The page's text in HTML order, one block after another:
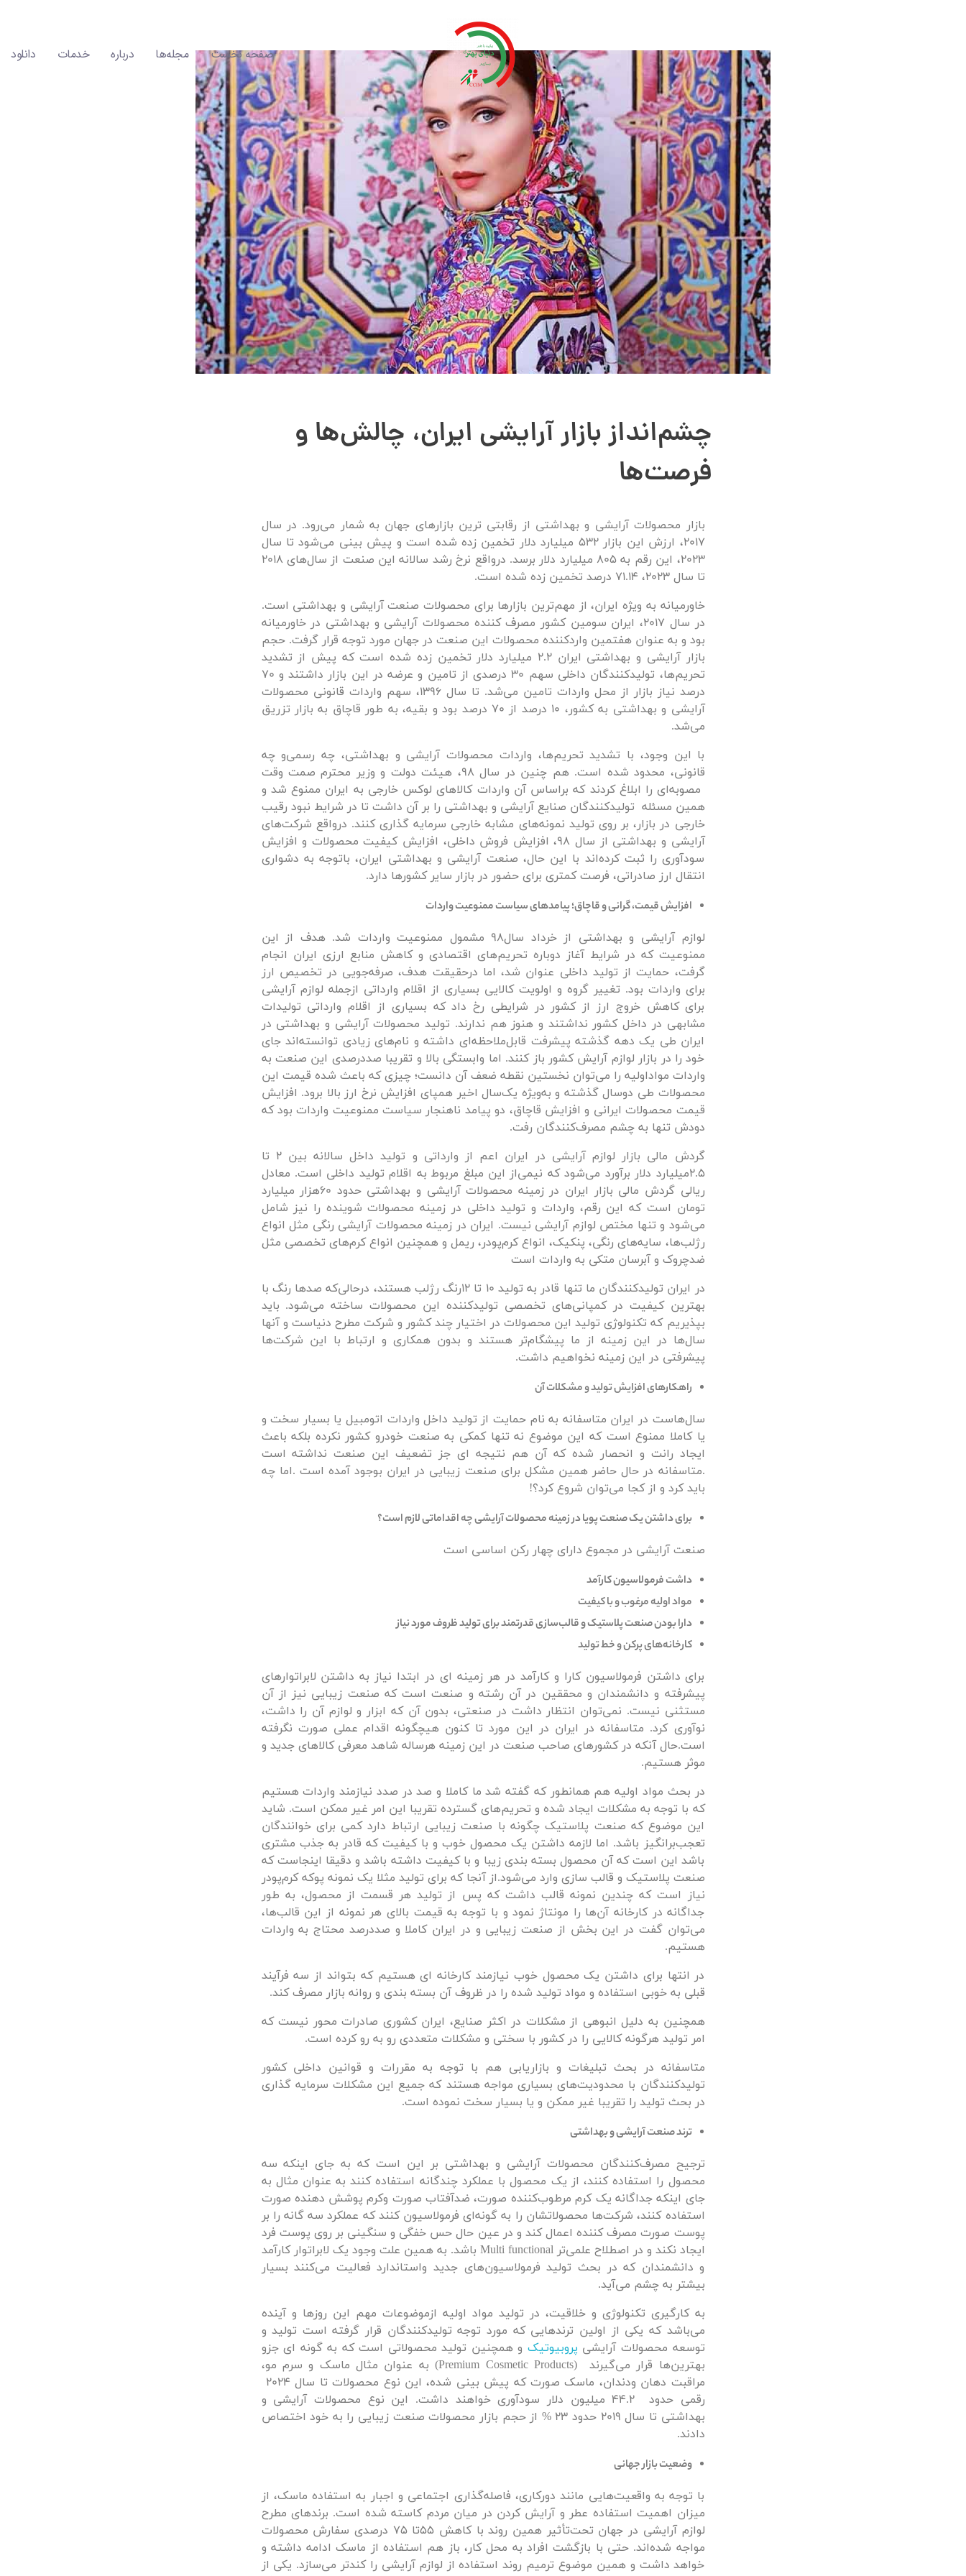
صفحه نخست مجله‌ها درباره خدمات دانلود
چشم‌انداز بازار آرایشی ایران، چالش‌ها و
فرصت‌ها
بازار محصولات آرایشی و بهداشتی از رقابتی ترین بازارهای جهان به شمار می‌رود. در سال
2017، ارزش این بازار 532 میلیارد دلار تخمین زده شده است و پیش بینی می‌شود تا سال
2023، این رقم به 805 میلیارد دلار برسد. درواقع نرخ رشد سالانه این صنعت از سال‌‌های 2018
تا سال 2023، 71.14 درصد تخمین زده شده است.
خاورمیانه به ویژه ایران، از مهم‌ترین‌ بازارها برای محصولات صنعت آرایشی و بهداشتی است.
در سال 2017، ایران سومین کشور مصرف کننده محصولات آرایشی و بهداشتی در خاورمیانه
بود و به عنوان هفتمین واردکننده محصولات این صنعت در جهان مورد توجه قرار گرفت. حجم
بازار آرایشی و بهداشتی ایران 2.2 میلیارد دلار تخمین زده شده است که پیش از تشدید
تحریم‌ها، تولیدکنندگان داخلی سهم 30 درصدی از تامین و عرضه در این بازار داشتند و 70
درصد نیاز بازار از محل واردات تامین می‌شد. تا سال 1396، سهم واردات قانونی محصولات
آرایشی و بهداشتی به کشور، 10 درصد از 70 درصد بود و بقیه، به طور قاچاق به بازار تزریق
می‌شد.
با این وجود، با تشدید تحریم‌ها، واردات محصولات آرایشی و بهداشتی، چه رسمی‌و چه
قانونی، محدود شده است. هم چنین در سال 98، هیئت دولت و وزیر محترم صمت وقت
مصوبه‌ای را ابلاغ کردند که براساس آن واردات کالاهای لوکس خارجی به ایران ممنوع شد و
همین مسئله تولیدکنندگان صنایع آرایشی و بهداشتی را بر آن داشت تا در شرایط نبود رقیب
خارجی در بازار، بر روی تولید نمونه‌های مشابه خارجی سرمایه گذاری کنند. درواقع شرکت‌‌های
آرایشی و بهداشتی از سال 98، افزایش فروش داخلی، افزایش کیفیت محصولات و افزایش
سودآوری را ثبت کرده‌اند با این حال، صنعت آرایشی و بهداشتی ایران، باتوجه به دشواری
انتقال ارز صادراتی، فرصت کمتری برای حضور در بازار سایر کشورها دارد.
افزایش قیمت، گرانی و قاچاق؛ پیامدهای سیاست ممنوعیت واردات
لوازم آرایشی و بهداشتی از خرداد سال98 مشمول ممنوعیت واردات شد. هدف از این
ممنوعیت که در شرایط آغاز دوباره تحریم‌های اقتصادی و کاهش منابع ارزی ایران انجام
گرفت، حمایت از تولید داخلی عنوان شد، اما درحقیقت هدف، صرفه‌جویی در تخصیص ارز
برای واردات بود. تغییر گروه و اولویت‌ کالایی بسیاری از اقلام وارداتی ازجمله لوازم آرایشی
برای کاهش خروج ارز از کشور در شرایطی رخ داد که بسیاری از اقلام وارداتی تولیدات
مشابهی در داخل کشور نداشتند و هنوز هم ندارند. تولید محصولات آرایشی و بهداشتی در
ایران طی یک دهه گذشته پیشرفت قابل‌ملاحظه‌ای داشته و نام‌های زیادی توانسته‌‌اند جای
خود را در بازار لوازم آرایش کشور باز‌ کنند. اما وابستگی بالا و تقریبا صددرصدی این صنعت به
واردات مواداولیه را می‌توان نخستین نقطه ضعف آن دانست؛ چیزی که باعث شده قیمت این
محصولات طی دوسال گذشته و به‌ویژه یک‌سال اخیر همپای افزایش نرخ ارز بالا برود. افزایش
قیمت محصولات ایرانی و افزایش قاچاق، دو پیامد ناهنجار سیاست ممنوعیت واردات بود که
دودش تنها به چشم مصرف‌کنندگان رفت.
گردش مالی بازار لوازم آرایشی در ایران اعم از وارداتی و تولید داخل سالانه بین 2 تا
2.5میلیارد دلار برآورد می‌شود که نیمی‌از این مبلغ مربوط به اقلام تولید داخلی است. معادل
ریالی گردش مالی بازار ایران در زمینه محصولات آرایشی و بهداشتی حدود 60هزار میلیارد
تومان است که این رقم، واردات و تولید داخلی در زمینه محصولات شوینده را نیز شامل
می‌شود و تنها مختص لوازم آرایشی نیست. ایران در زمینه محصولات آرایشی رنگی مثل انواع
رژلب‌ها، سایه‌های رنگی، پنکیک، انواع کرم‌پودر، ریمل و همچنین انواع کرم‌های تخصصی مثل
ضد‌چروک و آبرسان متکی به واردات است
در ایران تولیدکنندگان ما تنها قادر به تولید 10 تا 12رنگ رژلب هستند، درحالی‌که صدها رنگ با
بهترین کیفیت در کمپانی‌های تخصصی تولیدکننده این محصولات ساخته می‌شود. باید
بپذیریم که تکنولوژی تولید این محصولات در اختیار چند کشور و شرکت مطرح دنیاست و آنها
سال‌ها در این زمینه از ما پیشگام‌تر هستند و بدون همکاری و ارتباط با این شرکت‌ها
پیشرفتی در این زمینه نخواهیم داشت.
راهکارهای افزایش تولید و مشکلات آن
سال‌‌هاست در ایران متاسفانه به نام حمایت از تولید داخل واردات اتومبیل یا بسیار سخت و
یا کاملا ممنوع است که این موضوع نه تنها کمکی به صنعت خودرو کشور نکرده بلکه باعث
ایجاد رانت و انحصار شده که آن هم نتیجه ای جز تضعیف این صنعت نداشته است
.متاسفانه در حال حاضر همین مشکل برای صنعت زیبایی در ایران بوجود آمده است .اما چه
باید کرد و از کجا می‌توان شروع کرد؟!
برای داشتن یک صنعت پویا در زمینه محصولات آرایشی چه اقداماتی لازم است؟
صنعت آرایشی در مجموع دارای چهار رکن اساسی است
داشت فرمولاسیون کارآمد
مواد اولیه مرغوب و با کیفیت
دارا بودن صنعت پلاستیک و قالب‌سازی قدرتمند برای تولید ظروف مورد نیاز
کارخانه‌‌های پرکن و خط تولید
برای داشتن فرمولاسیون کارا و کارآمد در هر زمینه ای در ابتدا نیاز به داشتن لابراتوارهای
پیشرفته و دانشمندان و محققین در آن رشته و صنعت است که صنعت زیبایی نیز از آن
مستثنی نیست. نمی‌توان انتظار داشت در صنعتی، بدون آن که ابزار و لوازم آن را داشت،
نوآوری کرد. متاسفانه در ایران در این مورد تا کنون هیچگونه اقدام عملی صورت نگرفته
است.حال آنکه در کشورهای صاحب صنعت در این زمینه هرساله شاهد معرفی کالاهای جدید و
موثر هستیم.
در بحث مواد اولیه هم همانطور که گفته شد ما کاملا و صد در صدد نیازمند واردات هستیم
که با توجه به مشکلات ایجاد شده و تحریم‌های گسترده تقریبا این امر غیر ممکن است. شاید
این موضوع که صنعت پلاستیک چگونه با صنعت زیبایی ارتباط دارد کمی‌ برای خوانندگان
تعجب‌برانگیز باشد. اما لازمه داشتن یک محصول خوب و با کیفیت که قادر به جذب مشتری
باشد این است که آن محصول بسته بندی زیبا و با کیفیت داشته باشد و دقیقا اینجاست که
صنعت پلاستیک و قالب سازی وارد می‌شود.از آنجا که برای تولید مثلا یک نمونه پوکه کرم‌پودر
نیاز است که چندین نمونه قالب داشت که پس از تولید هر قسمت از محصول، به طور
جداگانه در کارخانه آن‌‌ها را مونتاژ نمود و با توجه به قیمت بالای هر نمونه از این قالب‌ها،
می‌توان گفت در این بخش از صنعت زیبایی و در ایران کاملا و صددرصد محتاج به واردات
هستیم.
در انتها برای داشتن یک محصول خوب نیازمند کارخانه ای هستیم که بتواند از سه فرآیند
قبلی به خوبی استفاده و مواد تولید شده را در ظروف آن بسته بندی و روانه بازار مصرف کند.
همچنین به دلیل انبوهی از مشکلات در اکثر صنایع، ایران کشوری صادرات محور نیست که
امر تولید هرگونه کالایی را در کشور با سختی و مشکلات متعددی رو به رو کرده است.
متاسفانه در بحث تبلیغات و بازاریابی هم با توجه به مقررات و قوانین داخلی کشور
تولیدکنندگان با محدودیت‌های بسیاری مواجه هستند که جمیع این مشکلات سرمایه گذاری
در بحث تولید را تقریبا غیر ممکن و یا بسیار سخت نموده است.
ترند صنعت آرایشی و بهداشتی
ترجیح مصرف‌کنندگان محصولات آرایشی و بهداشتی بر این است که به جای اینکه سه
محصول را استفاده کنند، از یک محصول با عملکرد چندگانه استفاده کنند به عنوان مثال به
جای اینکه جداگانه یک کرم مرطوب‌کننده صورت، ضدآفتاب صورت وکرم پوشش دهنده صورت
استفاده کنند، شرکت‌‌ها محصولاتشان را به گونه‌ای فرمولاسیون کنند که عملکرد سه گانه را بر
پوست صورت مصرف کننده اعمال کند و در عین حال حس خفگی و سنگینی بر روی پوست فرد
ایجاد نکند و در اصطلاح علمی‌تر Multi functional باشد. به همین علت وجود یک لابراتوار کارآمد
و دانشمندان که در بحث تولید فرمولاسیون‌‌های جدید واستاندارد فعالیت می‌کنند بسیار
بیشتر به چشم می‌آید.
به کارگیری تکنولوژی و خلاقیت، در تولید مواد اولیه ازموضوعات مهم این روزها و آینده
می‌باشد که یکی از اولین ترندهایی که مورد توجه تولیدکنندگان قرار گرفته است تولید و
توسعه محصولات آرایشی پروبیوتیک و همچنین تولید محصولاتی است که به گونه ای جزو
بهترین‌‌ها قرار می‌گیرند (Premium Cosmetic Products) به عنوان مثال ماسک و سرم مو،
رقمی حدود 44.2 میلیون دلار سودآوری خواهند داشت. این نوع محصولات آرایشی و
بهداشتی تا سال 2019 حدود 23 % از حجم بازار محصولات صنعت زیبایی را به خود اختصاص
دادند.
وضعیت بازار جهانی
با توجه به واقعیت‌هایی مانند دورکاری، فاصله‌گذاری اجتماعی و اجبار به استفاده ماسک، از
میزان اهمیت استفاده عطر و آرایش کردن در میان مردم کاسته شده است. برندهای مطرح
لوازم آرایشی در جهان تحت‌تأثیر همین روند با کاهش 55تا 75 درصدی سفارش محصولات
مواجه ‌شده‌اند. حتی با بازگشت افراد به محل کار، باز هم استفاده از ماسک ادامه داشته و
خواهد داشت و همین موضوع ترمیم روند استفاده از لوازم آرایشی را کندتر می‌سازد. یکی از